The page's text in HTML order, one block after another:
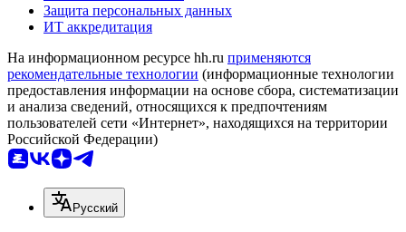
Защита персональных данных
ИТ аккредитация
На информационном ресурсе hh.ru применяются
рекомендательные технологии (информационные технологии
предоставления информации на основе сбора, систематизации
и анализа сведений, относящихся к предпочтениям
пользователей сети «Интернет», находящихся на территории
Российской Федерации)
Русский